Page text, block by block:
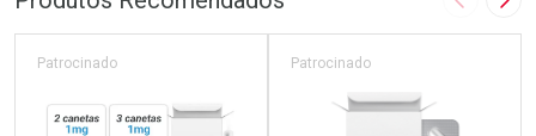
Imagem
Patrocinado Patrocinado